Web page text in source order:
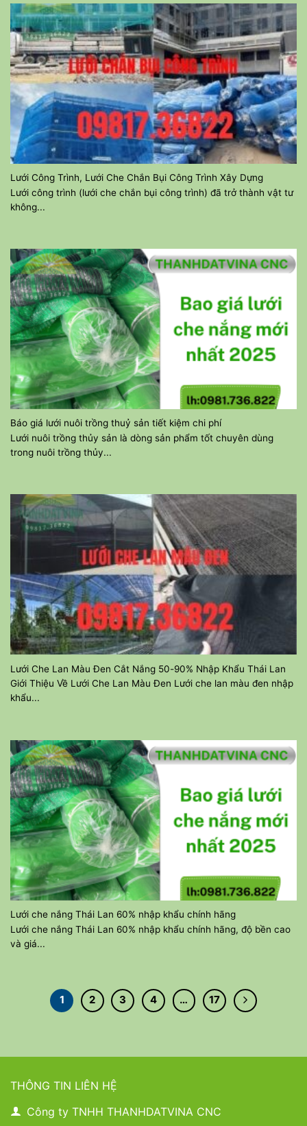
Lưới Công Trình, Lưới Che Chắn Bụi Công Trình Xây Dựng
Lưới công trình (lưới che chắn bụi công trình) đã trở thành vật tư
không...
Báo giá lưới nuôi trồng thuỷ sản tiết kiệm chi phí
Lưới nuôi trồng thủy sản là dòng sản phẩm tốt chuyên dùng
trong nuôi trồng thủy...
Lưới Che Lan Màu Đen Cắt Nắng 50-90% Nhập Khẩu Thái Lan
Giới Thiệu Về Lưới Che Lan Màu Đen Lưới che lan màu đen nhập
khẩu...
Lưới che nắng Thái Lan 60% nhập khẩu chính hãng
Lưới che nắng Thái Lan 60% nhập khẩu chính hãng, độ bền cao
và giá...
1 2 3 4 … 17
THÔNG TIN LIÊN HỆ
Công ty TNHH THANHDATVINA CNC